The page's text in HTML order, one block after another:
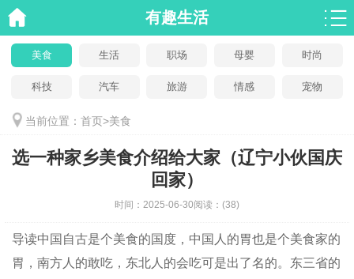
有趣生活
美食 生活 职场 母婴 时尚
科技 汽车 旅游 情感 宠物
当前位置： 首页>美食
选一种家乡美食介绍给大家（辽宁小伙国庆
回家）
时间： 2025-06-30阅读： (38)
导读中国自古是个美食的国度，中国人的胃也是个美食家的
胃，南方人的敢吃，东北人的会吃可是出了名的。东三省的